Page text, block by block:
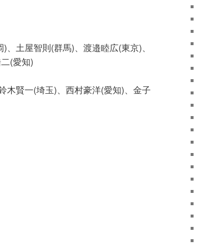
土屋智則(群馬)、渡邉睦広(東京)、
(愛知)
木賢一(埼玉)、西村豪洋(愛知)、金子